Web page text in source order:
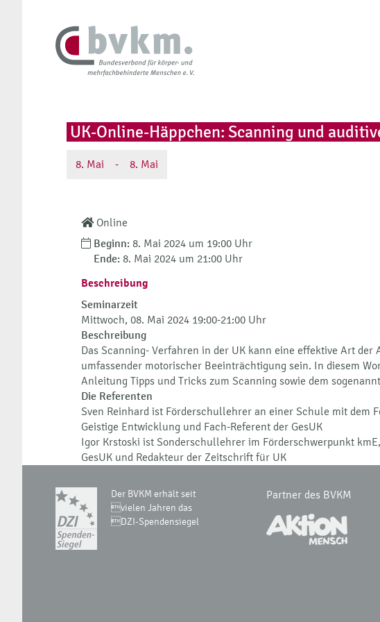
UK-Online-Häppchen: Scanning und
8. Mai - 8. Mai
Online
Beginn: 8. Mai 2024 um 19:00 Uhr
Ende: 8. Mai 2024 um 21:00 Uhr
Beschreibung
Seminarzeit
Mittwoch, 08. Mai 2024 19:00-21:00 Uhr
Beschreibung
Das Scanning- Verfahren in der UK kann eine effektive Art der
umfassender motorischer Beeinträchtigung sein. In diesem
Anleitung Tipps und Tricks zum Scanning sowie dem
Die Referenten
Sven Reinhard ist Förderschullehrer an einer Schule mit dem
Geistige Entwicklung und Fach-Referent der GesUK
Igor Krstoski ist Sonderschullehrer im Förderschwerpunkt
GesUK und Redakteur der Zeitschrift für UK
Der BVKM erhält seit
vielen Jahren das
DZI-Spendensiegel
Partner des BVKM